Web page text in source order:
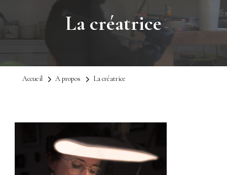
La créatrice
Accueil A propos La créatrice